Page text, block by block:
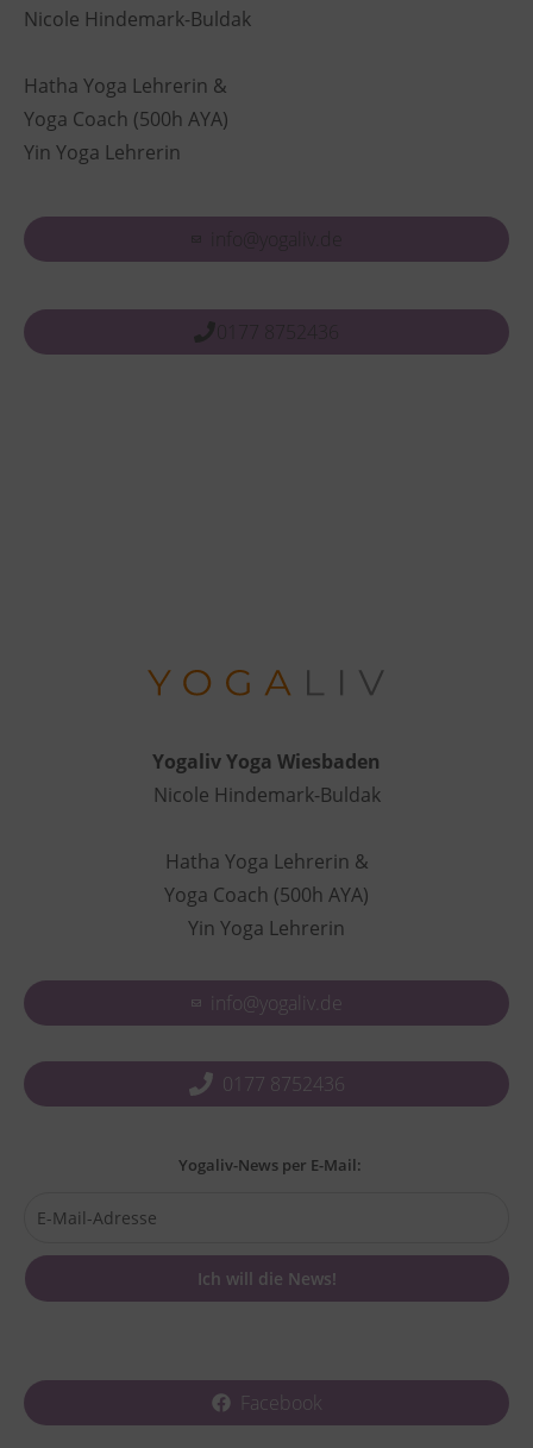
Nicole Hindemark-Buldak
Hatha Yoga Lehrerin &
Yoga Coach (500h AYA)
Yin Yoga Lehrerin
Yogaliv Yoga Wiesbaden
Nicole Hindemark-Buldak
Hatha Yoga Lehrerin &
Yoga Coach (500h AYA)
Yin Yoga Lehrerin
info@yogaliv.de
0177 8752436
Yogaliv-News per E-Mail:
Facebook